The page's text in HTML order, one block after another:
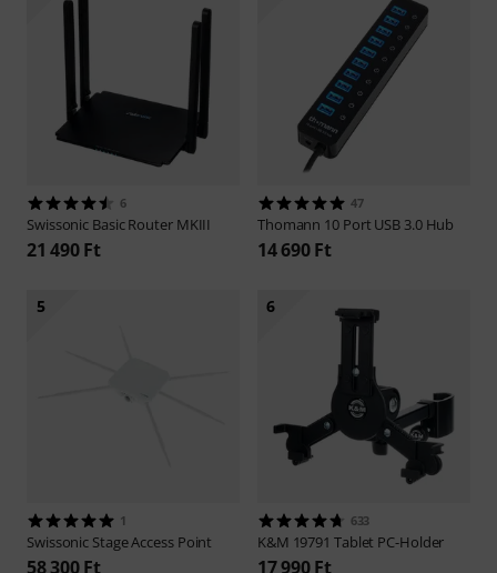
6
Swissonic Basic Router MKIII
21 490 Ft
47
Thomann 10 Port USB 3.0 Hub
14 690 Ft
5
1
Swissonic Stage Access Point
58 300 Ft
6
633
K&M 19791 Tablet PC-Holder
17 990 Ft